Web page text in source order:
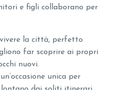
e figli collaborano per
la città, perfetto
far scoprire ai propri
nuovi.
unica per